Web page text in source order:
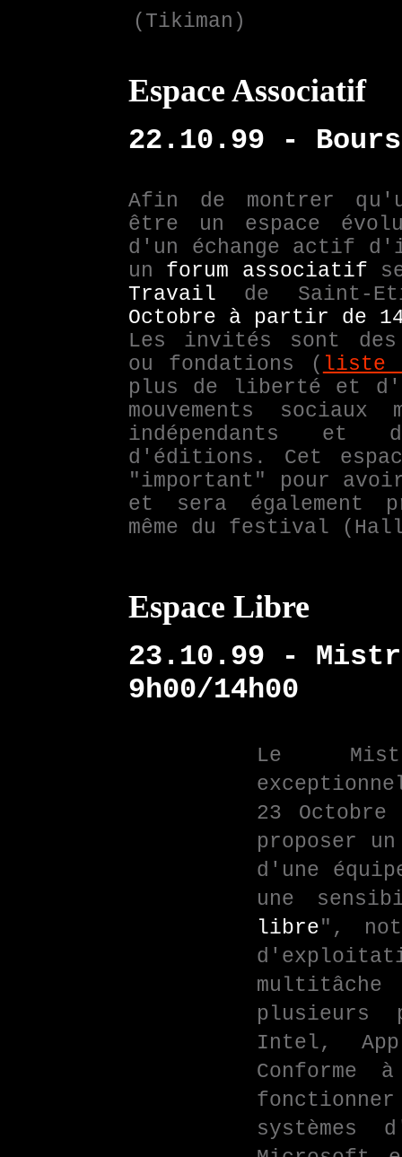
(Tikiman)
Espace Associatif
22.10.99 -
Afin de montrer
être un espace
d'un échange actif
un forum associatif
Travail de Saint-
Octobre à partir de
Les invités sont des
ou fondations ( liste
plus de liberté et
mouvements
indépendants et
d'éditions. Cet
"important" pour
et sera également
même du festival
Espace Libre
23.10.99 -
9h00/14h00
Le
23
proposer
d'une
une
libre",
plusieurs
Intel,
Conforme
fonctionner
systèmes